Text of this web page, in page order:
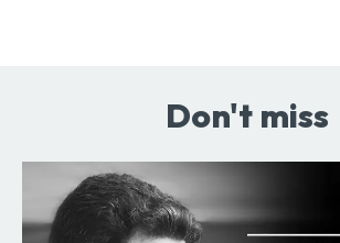
Don't miss